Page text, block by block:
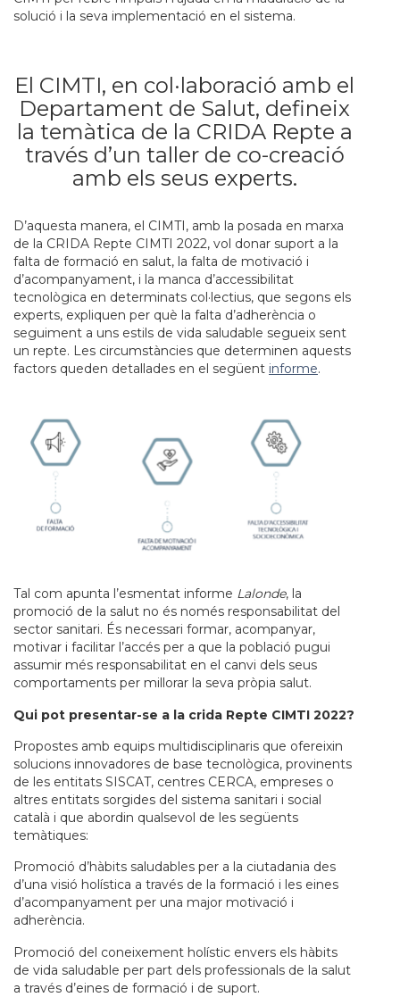
solució i la seva implementació en el sistema.
El CIMTI, en col·laboració amb el
Departament de Salut, defineix
la temàtica de la CRIDA Repte a
través d’un taller de co-creació
amb els seus experts.
D’aquesta manera, el CIMTI, amb la posada en marxa
de la CRIDA Repte CIMTI 2022, vol donar suport a la
falta de formació en salut, la falta de motivació i
d’acompanyament, i la manca d’accessibilitat
tecnològica en determinats col·lectius, que segons els
experts, expliquen per què la falta d’adherència o
seguiment a uns estils de vida saludable segueix sent
un repte. Les circumstàncies que determinen aquests
factors queden detallades en el següent informe.
Tal com apunta l’esmentat informe Lalonde, la
promoció de la salut no és només responsabilitat del
sector sanitari. És necessari formar, acompanyar,
motivar i facilitar l’accés per a que la població pugui
assumir més responsabilitat en el canvi dels seus
comportaments per millorar la seva pròpia salut.
Qui pot presentar-se a la crida Repte CIMTI 2022?
Propostes amb equips multidisciplinaris que ofereixin
solucions innovadores de base tecnològica, provinents
de les entitats SISCAT, centres CERCA, empreses o
altres entitats sorgides del sistema sanitari i social
català i que abordin qualsevol de les següents
temàtiques:
Promoció d’hàbits saludables per a la ciutadania des
d’una visió holística a través de la formació i les eines
d’acompanyament per una major motivació i
adherència.
Promoció del coneixement holístic envers els hàbits
de vida saludable per part dels professionals de la salut
a través d’eines de formació i de suport.